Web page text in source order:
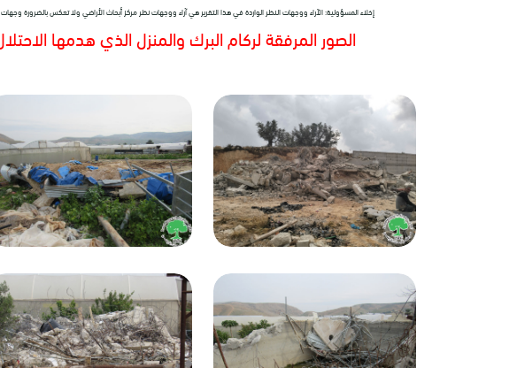
إخلاء المسؤولية: الآراء ووجهات النظر الواردة في هذا التقرير هي آراء ووجهات نظر مركز أبحاث الأراضي ولا تعكس بالضرورة
الصور المرفقة لركام البرك والمنزل الذي هدمها